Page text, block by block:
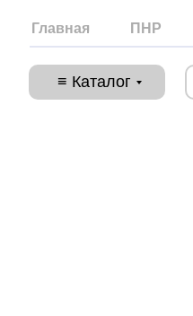
ПНР
Главная
≡ Каталог